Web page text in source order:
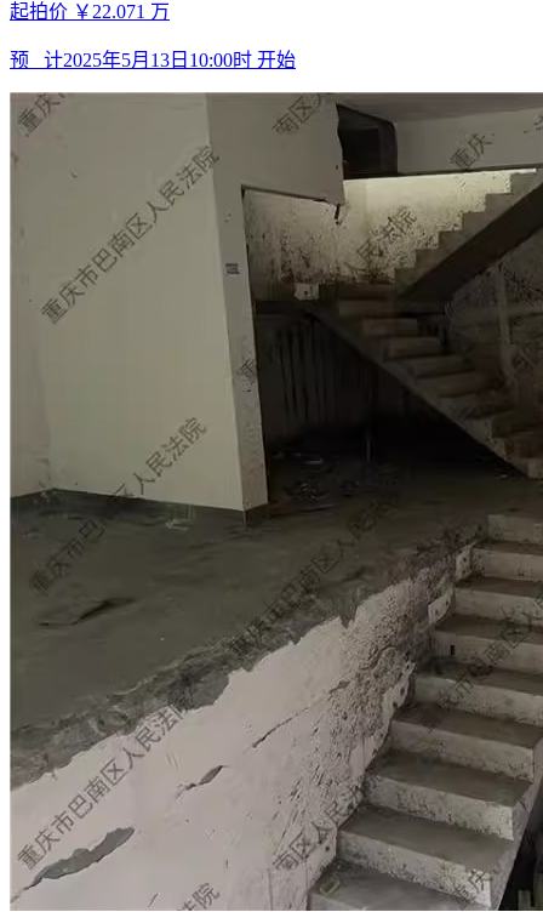
起拍价 ￥22.071 万
预 计2025年5月13日10:00时 开始